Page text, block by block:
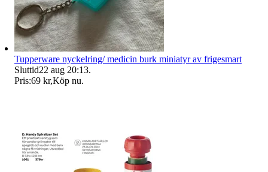
Tupperware nyckelring/ medicin burk miniatyr av frigesmart
Sluttid22 aug 20:13.
Pris:69 kr,Köp nu.